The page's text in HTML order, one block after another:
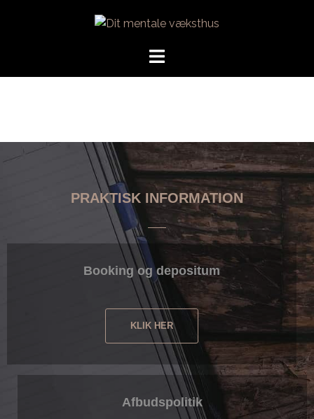
PRAKTISK INFORMATION
Booking og depositum
KLIK HER
Afbudspolitik